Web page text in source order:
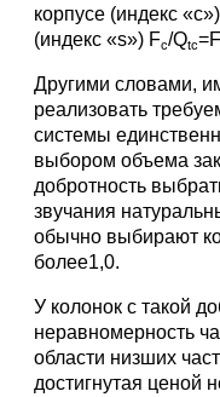
корпусе (индекс
(индекс «s») Fc/Qtc=F
Другими словами,
реализовать
системы
выбором объема
добротность
звучания
обычно выбирают
более1,0.
У колонок с такой
неравномерность
области низших
достигнутая ценой